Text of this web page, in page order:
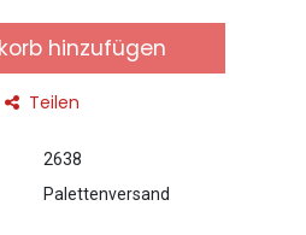
hinzufügen
Teilen
2638
Palettenversand